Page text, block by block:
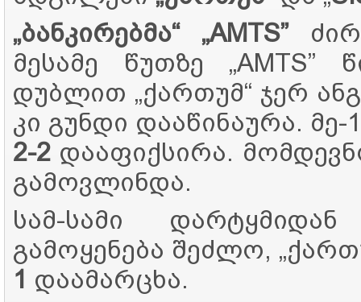
„ბანკირებმა“ „AMTS”
მესამე წუთზე „AMTS”
დუბლით „ქართუმ“ ჯერ
კი გუნდი დააწინაურა. მე-
2-2 დააფიქსირა.
გამოვლინდა.
სამ-სამი
გამოყენება შეძლო,
1 დაამარცხა.